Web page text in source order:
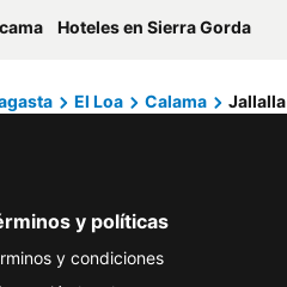
Hoteles en Sierra Gorda
El Loa Calama Jallalla
y políticas
y condiciones